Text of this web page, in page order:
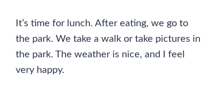
It’s time for lunch. After eating, we go to
the park. We take a walk or take pictures in
the park. The weather is nice, and I feel
very happy.